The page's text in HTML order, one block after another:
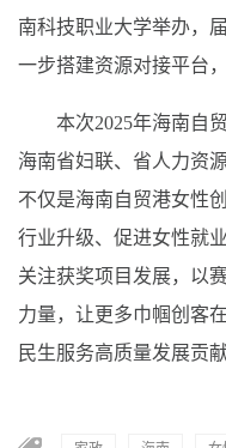
南科技职业大学举办，
一步搭建资源对接平台
本次2025年海南自
海南省妇联、省人力资
不仅是海南自贸港女性
行业升级、促进女性就
关注获奖项目发展，以
力量，让更多巾帼创客
民生服务高质量发展贡